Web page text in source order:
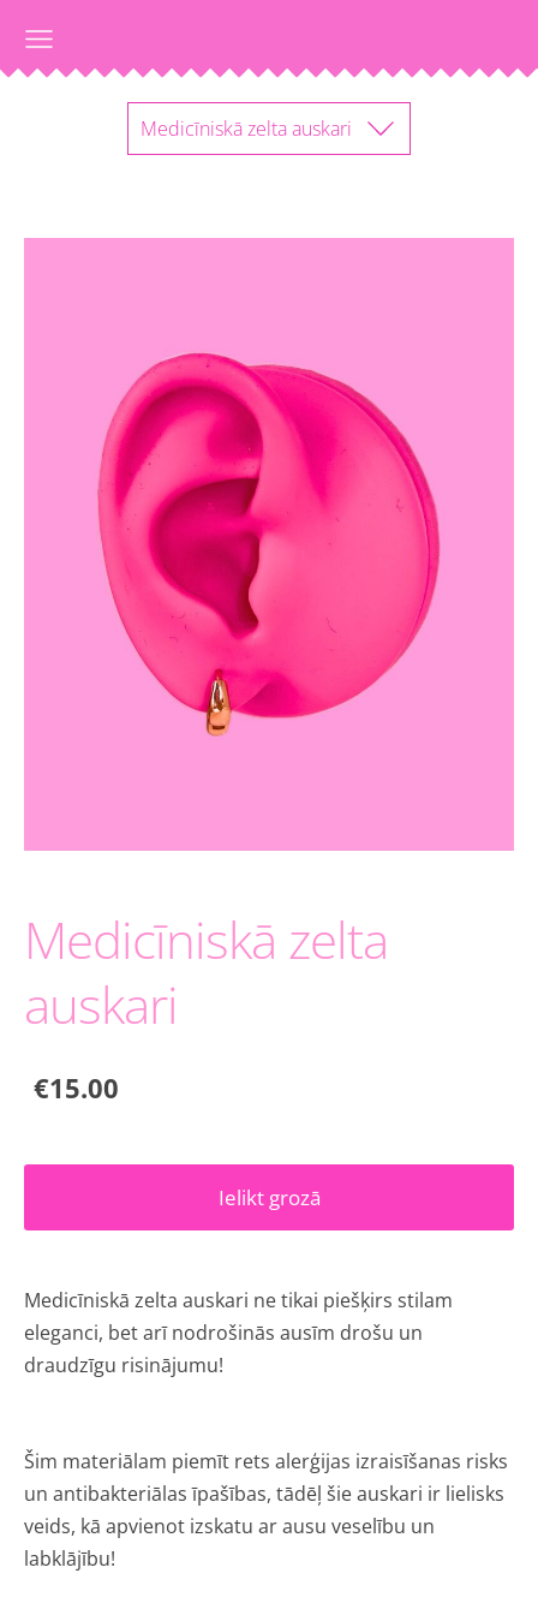
Medicīniskā zelta auskari
Medicīniskā zelta
auskari
€15.00
Ielikt grozā
Medicīniskā zelta auskari ne tikai piešķirs stilam
eleganci, bet arī nodrošinās ausīm drošu un
draudzīgu risinājumu!
Šim materiālam piemīt rets alerģijas izraisīšanas risks
un antibakteriālas īpašības, tādēļ šie auskari ir lielisks
veids, kā apvienot izskatu ar ausu veselību un
labklājību!